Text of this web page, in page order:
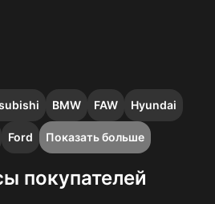
BMW FAW Hyundai
Ford Показать больше
покупателей